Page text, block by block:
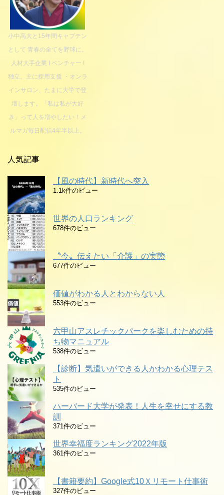
小中高大と15年間キャプテン
として 青春の全てを野球に。
人材大手企業 I ベンチャー I
独立。主に採用支援 ・オンラ
インサロン、たまに大学で登
壇します。「私は私が大好
き」って人を増やしたい！メ
ルマガ毎日配信4年半以上。
人気記事
【風の時代】新時代へ突入
1.1k件のビュー
世界の人口ランキング
678件のビュー
〝今〟伝えたい「介護」の実態
677件のビュー
価値がわかる人とわからない人
553件のビュー
六甲山アスレチックパークを楽しむための持
ち物マニュアル
538件のビュー
【診断】気遣いができる人かわかる心理テス
ト
535件のビュー
ハーバード大学が発表！人生を幸せにする教
訓
371件のビュー
世界幸福度ランキング2022年版
361件のビュー
【書籍要約】Google式10Ｘリモート仕事術
327件のビュー